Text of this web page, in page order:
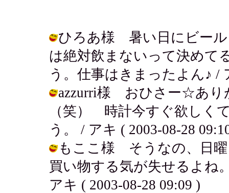
ひろあ様 暑い日にビール
は絶対飲まないって決めて
う。仕事はきまったよん♪ /
azzurri様 おひさー☆あり
（笑） 時計今すぐ欲しく
う。 / アキ ( 2003-08-28
もここ様 そうなの、日曜
買い物する気が失せるよね
アキ ( 2003-08-28 09:09 )